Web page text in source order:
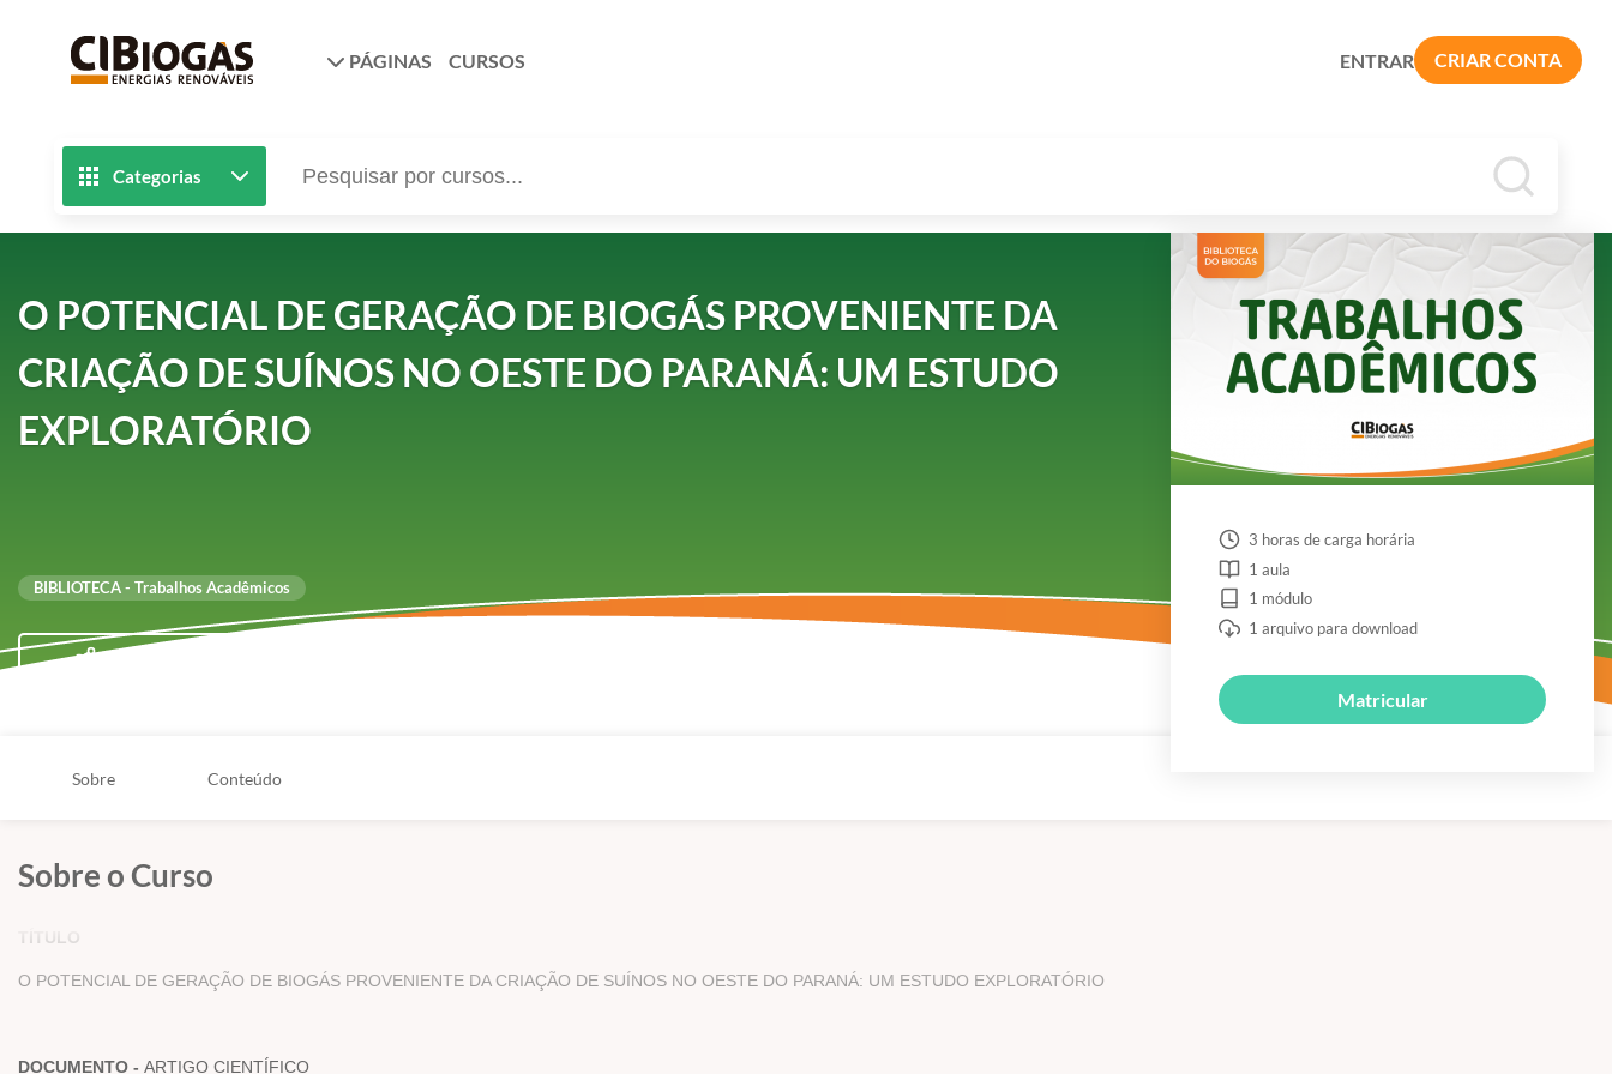
PÁGINAS CURSOS ENTRAR CRIAR CONTA
Categorias
O POTENCIAL DE GERAÇÃO DE BIOGÁS PROVENIENTE DA
CRIAÇÃO DE SUÍNOS NO OESTE DO PARANÁ: UM ESTUDO
EXPLORATÓRIO
BIBLIOTECA - Trabalhos Acadêmicos
Compartilhar
Sobre Conteúdo
Sobre o Curso
TÍTULO
O POTENCIAL DE GERAÇÃO DE BIOGÁS PROVENIENTE DA CRIAÇÃO DE SUÍNOS NO OESTE DO PARANÁ: UM ESTUDO EXPLORATÓRIO
DOCUMENTO - ARTIGO CIENTÍFICO
3 horas de carga horária
1 aula
1 módulo
1 arquivo para download
Matricular